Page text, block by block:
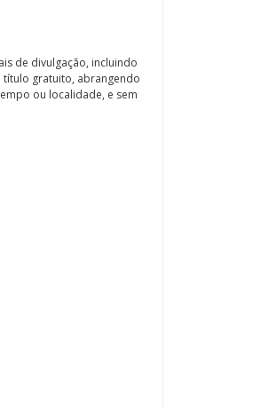
de divulgação, incluindo
título gratuito, abrangendo
ou localidade, e sem